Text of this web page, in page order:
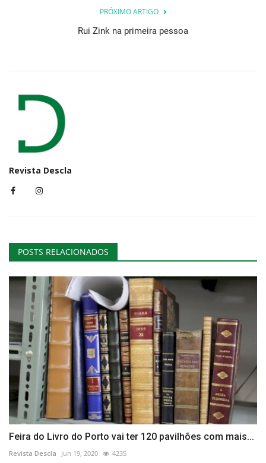
PRÓXIMO ARTIGO
Rui Zink na primeira pessoa
Revista Descla
POSTS RELACIONADOS
Feira do Livro do Porto vai ter 120 pavilhões com mais...
Revista Descla Jun 19, 2020 4235